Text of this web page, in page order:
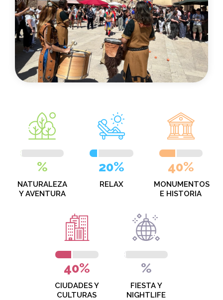
%
NATURALEZA
Y AVENTURA
20%
RELAX
40%
MONUMENTOS
E HISTORIA
40%
CIUDADES Y
CULTURAS
%
FIESTA Y
NIGHTLIFE